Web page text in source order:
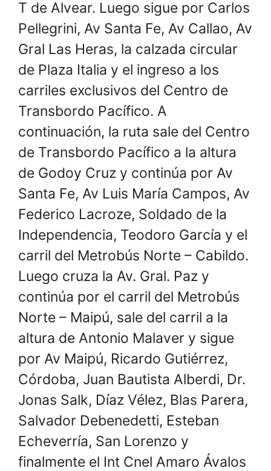
T de Alvear. Luego sigue por Carlos
Pellegrini, Av Santa Fe, Av Callao, Av
Gral Las Heras, la calzada circular
de Plaza Italia y el ingreso a los
carriles exclusivos del Centro de
Transbordo Pacífico. A
continuación, la ruta sale del Centro
de Transbordo Pacífico a la altura
de Godoy Cruz y continúa por Av
Santa Fe, Av Luis María Campos, Av
Federico Lacroze, Soldado de la
Independencia, Teodoro García y el
carril del Metrobús Norte – Cabildo.
Luego cruza la Av. Gral. Paz y
continúa por el carril del Metrobús
Norte – Maipú, sale del carril a la
altura de Antonio Malaver y sigue
por Av Maipú, Ricardo Gutiérrez,
Córdoba, Juan Bautista Alberdi, Dr.
Jonas Salk, Díaz Vélez, Blas Parera,
Salvador Debenedetti, Esteban
Echeverría, San Lorenzo y
finalmente el Int Cnel Amaro Ávalos